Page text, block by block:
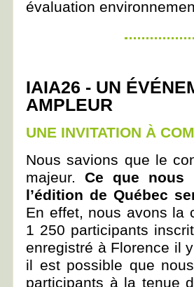
évaluation
IAIA26 - UN
AMPLEUR
UNE INVITATION À
Nous savions que le
majeur.Ce que nous
l’édition de Québec
En effet, nous avons la
1 250 participants
enregistré à Florence il
il est possible que
participants à la tenue